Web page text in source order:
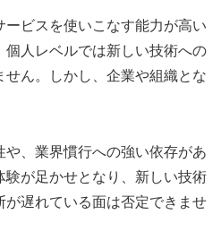
ービスを使いこなす能力が高い
個人レベルでは新しい技術への
ん。しかし、企業や組織とな
、業界慣行への強い依存があ
験が足かせとなり、新しい技術
が遅れている面は否定できませ